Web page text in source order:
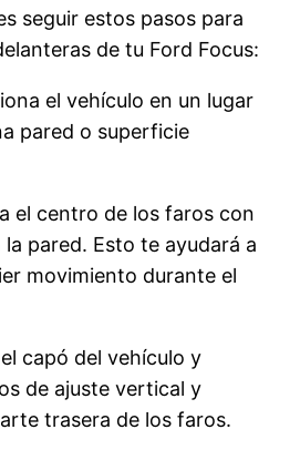
seguir estos pasos para
de tu Ford Focus:
el vehículo en un lugar
pared o superficie
el centro de los faros con
pared. Esto te ayudará a
movimiento durante el
capó del vehículo y
de ajuste vertical y
trasera de los faros.